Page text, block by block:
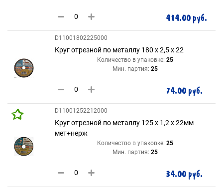
414.00 руб.
D11001802225000
Круг отрезной по металлу 180 х 2,5 х 22
Количество в упаковке: 25
Мин. партия: 25
74.00 руб.
D11001252212000
Круг отрезной по металлу 125 х 1,2 х 22мм
мет+нерж
Количество в упаковке: 25
Мин. партия: 25
34.00 руб.